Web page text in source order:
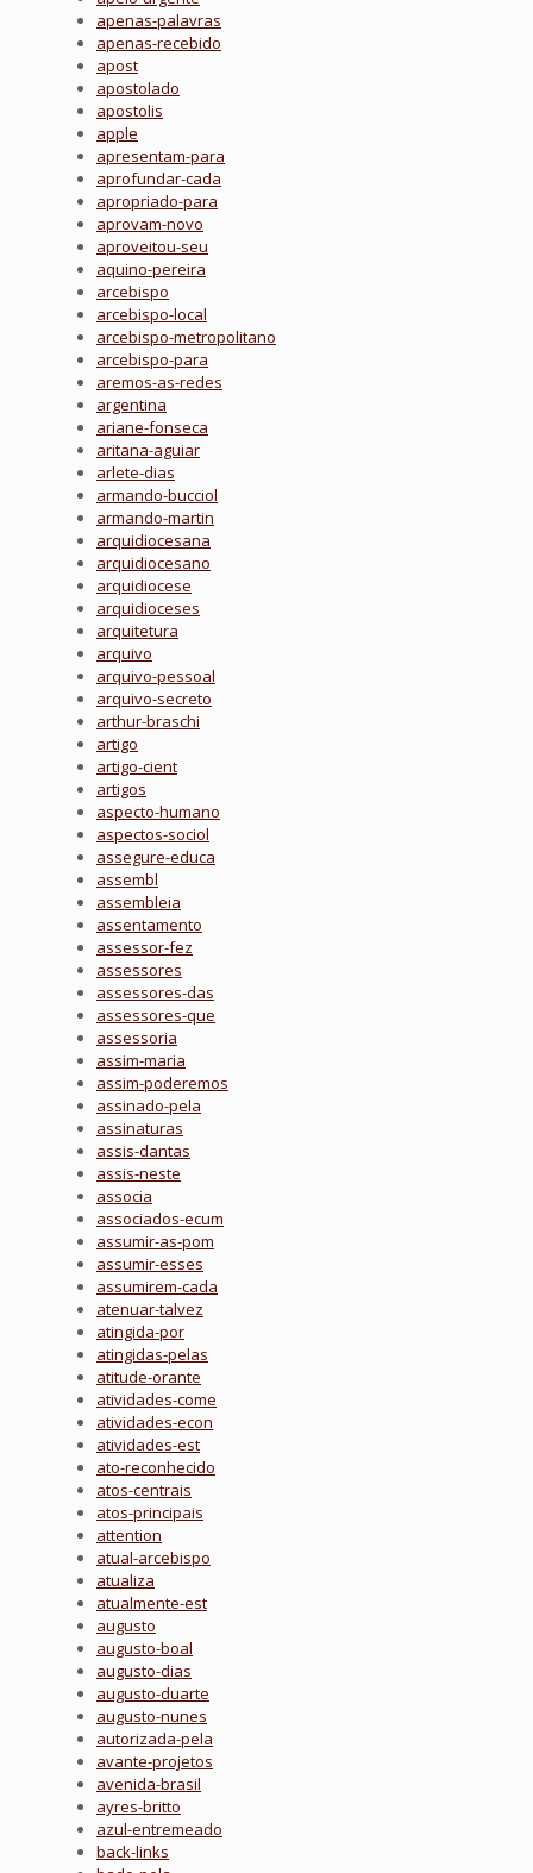
apenas-palavras
apenas-recebido
apost
apostolado
apostolis
apple
apresentam-para
aprofundar-cada
apropriado-para
aprovam-novo
aproveitou-seu
aquino-pereira
arcebispo
arcebispo-local
arcebispo-metropolitano
arcebispo-para
aremos-as-redes
argentina
ariane-fonseca
aritana-aguiar
arlete-dias
armando-bucciol
armando-martin
arquidiocesana
arquidiocesano
arquidiocese
arquidioceses
arquitetura
arquivo
arquivo-pessoal
arquivo-secreto
arthur-braschi
artigo
artigo-cient
artigos
aspecto-humano
aspectos-sociol
assegure-educa
assembl
assembleia
assentamento
assessor-fez
assessores
assessores-das
assessores-que
assessoria
assim-maria
assim-poderemos
assinado-pela
assinaturas
assis-dantas
assis-neste
associa
associados-ecum
assumir-as-pom
assumir-esses
assumirem-cada
atenuar-talvez
atingida-por
atingidas-pelas
atitude-orante
atividades-come
atividades-econ
atividades-est
ato-reconhecido
atos-centrais
atos-principais
attention
atual-arcebispo
atualiza
atualmente-est
augusto
augusto-boal
augusto-dias
augusto-duarte
augusto-nunes
autorizada-pela
avante-projetos
avenida-brasil
ayres-britto
azul-entremeado
back-links